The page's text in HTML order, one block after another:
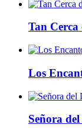
Tan Cerca
Los
Señora